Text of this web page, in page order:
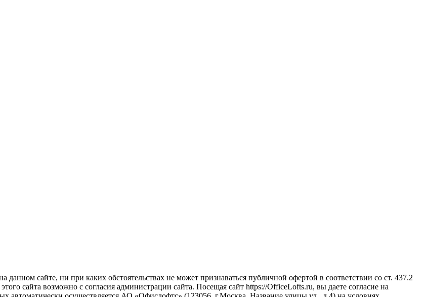
сайте, ни при каких обстоятельствах не может признаваться публичной офертой в соответствии со ст. 437.2
сайта возможно с согласия администрации сайта. Посещая сайт https://OfficeLofts.ru, вы даете согласие на